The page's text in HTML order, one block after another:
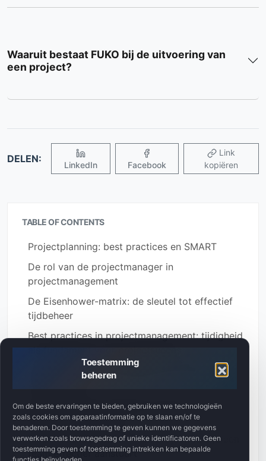
Toestemming
beheren
Om de beste ervaringen te bieden, gebruiken we technologieën
zoals cookies om apparaatinformatie op te slaan en/of te
benaderen. Door toestemming te geven kunnen we gegevens
verwerken zoals browsegedrag of unieke identificatoren. Geen
toestemming geven of toestemming intrekken kan bepaalde
Waaruit bestaat FUKO bij de uitvoering van
een project?
DELEN:
LinkedIn Facebook
Link
kopiëren
TABLE OF CONTENTS
Projectplanning: best practices en SMART
De rol van de projectmanager in
projectmanagement
De Eisenhower-matrix: de sleutel tot effectief
tijdbeheer
Best practices in projectmanagement: tijdigheid
als fundament voor projectsucces
Projectuitvoering: het gebruik van FUKO in
Technieken voor probleemescalatie in
engineeringprojecten
Verantwoordelijkheid in een project: hoe je een
team effectief aanstuurt